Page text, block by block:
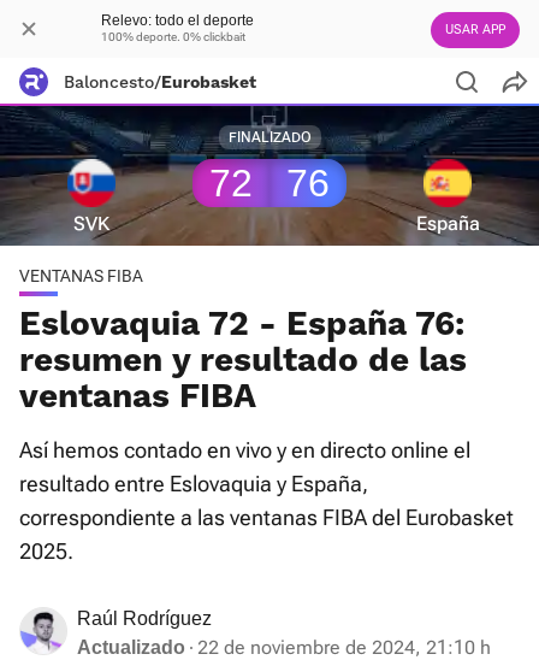
Relevo: todo el deporte
100% deporte. 0% clickbait USAR APP
Baloncesto/Eurobasket
FINALIZADO
SVK
72 76
España
VENTANAS FIBA
Eslovaquia 72 - España 76:
resumen y resultado de las
ventanas FIBA
Así hemos contado en vivo y en directo online el
resultado entre Eslovaquia y España,
correspondiente a las ventanas FIBA del Eurobasket
2025.
Raúl Rodríguez
Actualizado
22 de noviembre de 2024, 21:10 h